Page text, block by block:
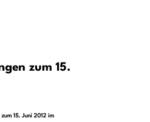
zum 15.
15. Juni 2012 im